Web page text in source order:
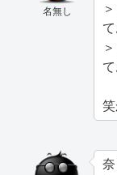
名無し